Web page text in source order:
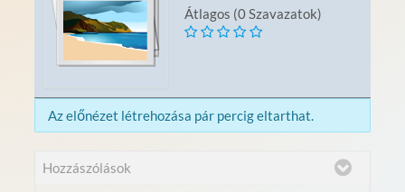
Átlagos (0 Szavazatok)
Az előnézet létrehozása pár percig eltarthat.
Hozzászólások